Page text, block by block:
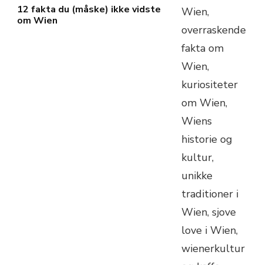
12 fakta du (måske) ikke vidste
om Wien